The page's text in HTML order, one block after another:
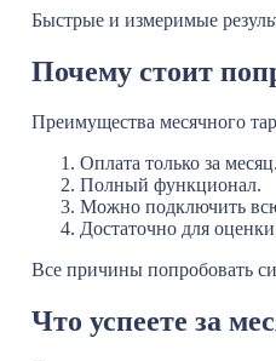
Быстрые и измеримые
Почему стоит
Преимущества месячного
Оплата только за месяц.
Полный функционал.
Можно подключить
Достаточно для
Все причины попробовать
Что успеете за